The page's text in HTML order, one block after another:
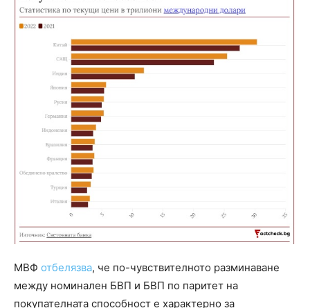
МВФ отбелязва, че по-чувствителното разминаване
между номинален БВП и БВП по паритет на
покупателната способност е характерно за